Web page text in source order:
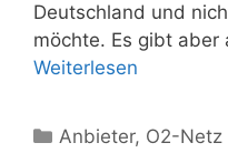
Deutschland und
möchte. Es gibt
Weiterlesen
Kategorien
Anbieter, O2-Netz